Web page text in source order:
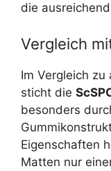
die
Vergleich
Im Vergleich
sticht die
besonders
Eigenschaften
Matten nur